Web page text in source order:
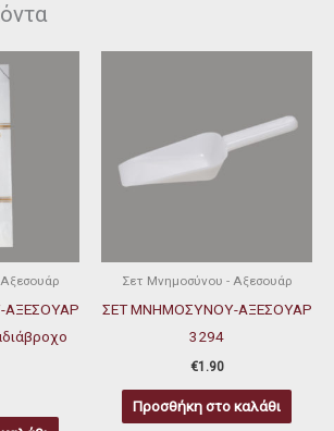
Σετ Μνημοσύνου - Αξεσουάρ
ΣΕΤ ΜΝΗΜΟΣΥΝΟΥ-ΑΞΕΣΟΥΑΡ
3294
€1.90
Προσθήκη στο καλάθι